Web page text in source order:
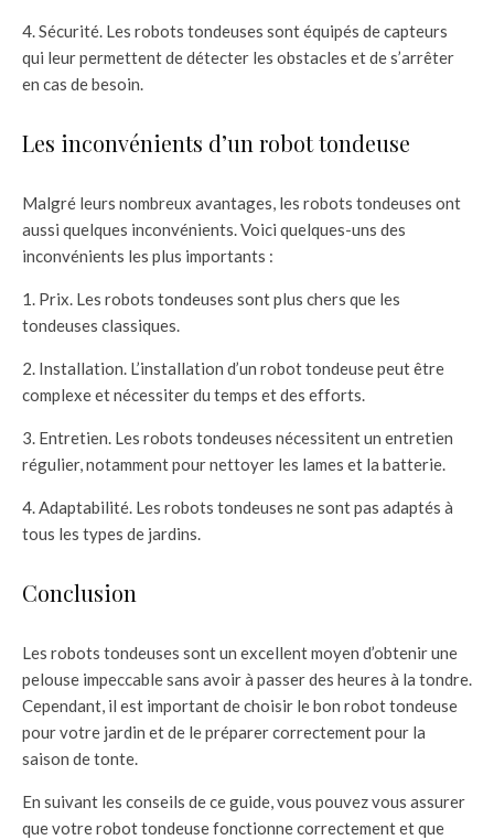
4. Sécurité. Les robots tondeuses sont équipés de capteurs
qui leur permettent de détecter les obstacles et de s’arrêter
en cas de besoin.
Les inconvénients d’un robot tondeuse
Malgré leurs nombreux avantages, les robots tondeuses ont
aussi quelques inconvénients. Voici quelques-uns des
inconvénients les plus importants :
1. Prix. Les robots tondeuses sont plus chers que les
tondeuses classiques.
2. Installation. L’installation d’un robot tondeuse peut être
complexe et nécessiter du temps et des efforts.
3. Entretien. Les robots tondeuses nécessitent un entretien
régulier, notamment pour nettoyer les lames et la batterie.
4. Adaptabilité. Les robots tondeuses ne sont pas adaptés à
tous les types de jardins.
Conclusion
Les robots tondeuses sont un excellent moyen d’obtenir une
pelouse impeccable sans avoir à passer des heures à la tondre.
Cependant, il est important de choisir le bon robot tondeuse
pour votre jardin et de le préparer correctement pour la
saison de tonte.
En suivant les conseils de ce guide, vous pouvez vous assurer
que votre robot tondeuse fonctionne correctement et que